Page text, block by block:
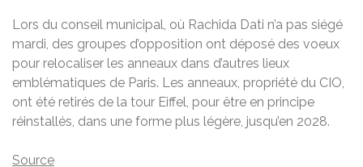
Lors du conseil municipal, où Rachida Dati n’a pas siégé
mardi, des groupes d’opposition ont déposé des voeux
pour relocaliser les anneaux dans d’autres lieux
emblématiques de Paris. Les anneaux, propriété du CIO,
ont été retirés de la tour Eiffel, pour être en principe
réinstallés, dans une forme plus légère, jusqu’en 2028.
Source